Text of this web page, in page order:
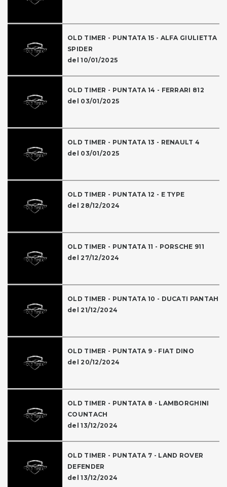
OLD TIMER - PUNTATA 15 - ALFA GIULIETTA
SPIDER
del 10/01/2025
OLD TIMER - PUNTATA 14 - FERRARI 812
del 03/01/2025
OLD TIMER - PUNTATA 13 - RENAULT 4
del 03/01/2025
OLD TIMER - PUNTATA 12 - E TYPE
del 28/12/2024
OLD TIMER - PUNTATA 11 - PORSCHE 911
del 27/12/2024
OLD TIMER - PUNTATA 10 - DUCATI PANTAH
del 21/12/2024
OLD TIMER - PUNTATA 9 - FIAT DINO
del 20/12/2024
OLD TIMER - PUNTATA 8 - LAMBORGHINI
COUNTACH
del 13/12/2024
OLD TIMER - PUNTATA 7 - LAND ROVER
DEFENDER
del 13/12/2024